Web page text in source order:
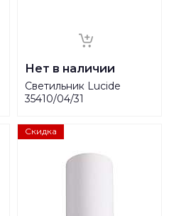
Нет в наличии
Светильник Lucide
35410/04/31
Скидка